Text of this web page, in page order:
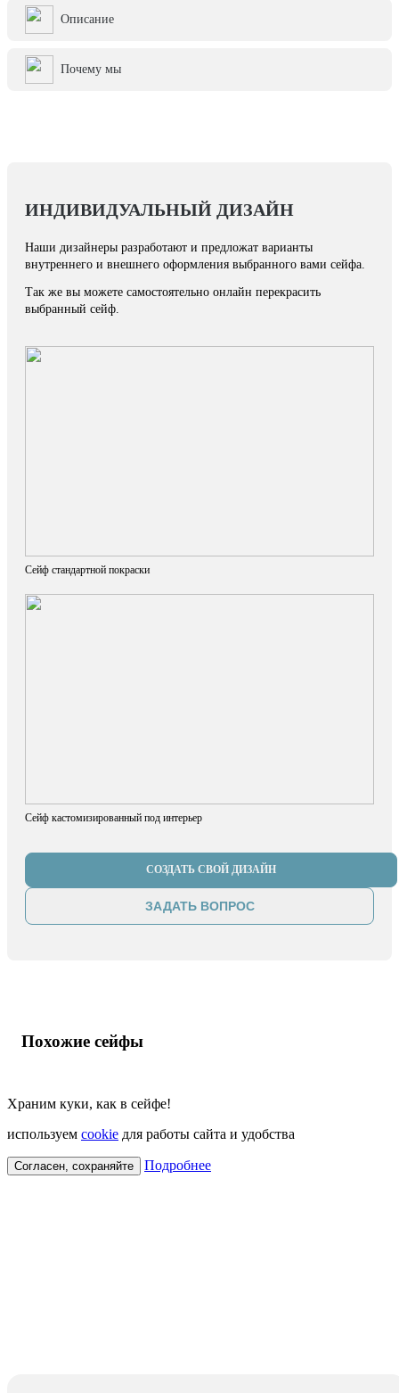
Описание
Почему мы
ИНДИВИДУАЛЬНЫЙ ДИЗАЙН
Наши дизайнеры разработают и предложат варианты
внутреннего и внешнего оформления выбранного вами сейфа.
Так же вы можете самостоятельно онлайн перекрасить
выбранный сейф.
Сейф стандартной покраски
Сейф кастомизированный под интерьер
СОЗДАТЬ СВОЙ ДИЗАЙН
ЗАДАТЬ ВОПРОС
Похожие сейфы
Храним куки, как в сейфе!
используем cookie для работы сайта и удобства
Согласен, сохраняйте Подробнее